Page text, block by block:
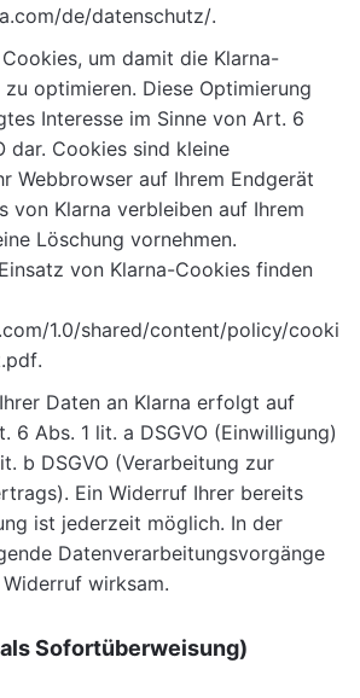
de/datenschutz/.
um damit die Klarna-
optimieren. Diese Optimierung
Interesse im Sinne von Art. 6
dar. Cookies sind kleine
Webbrowser auf Ihrem Endgerät
von Klarna verbleiben auf Ihrem
Löschung vornehmen.
von Klarna-Cookies finden
1.0/shared/content/policy/cooki
.
Daten an Klarna erfolgt auf
6 Abs. 1 lit. a DSGVO (Einwilligung)
b DSGVO (Verarbeitung zur
Ein Widerruf Ihrer bereits
ist jederzeit möglich. In der
Datenverarbeitungsvorgänge
wirksam.
Sofortüberweisung)